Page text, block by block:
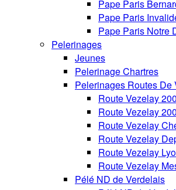
Pape Paris
Pape Paris
Pape Paris Notre
Pelerinages
Jeunes
Pelerinage Chartres
Pelerinages Routes De
Route Vezelay
Route Vezelay
Route Vezelay
Route Vezelay
Route Vezelay
Route Vezelay
Pélé ND de Verdelais